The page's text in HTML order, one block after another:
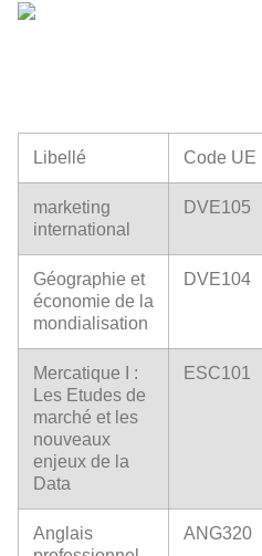
Libellé Code UE
marketing
international
DVE105
Géographie et
économie de la
mondialisation
DVE104
Mercatique I :
Les Etudes de
marché et les
nouveaux
enjeux de la
Data
ESC101
Anglais
ANG320